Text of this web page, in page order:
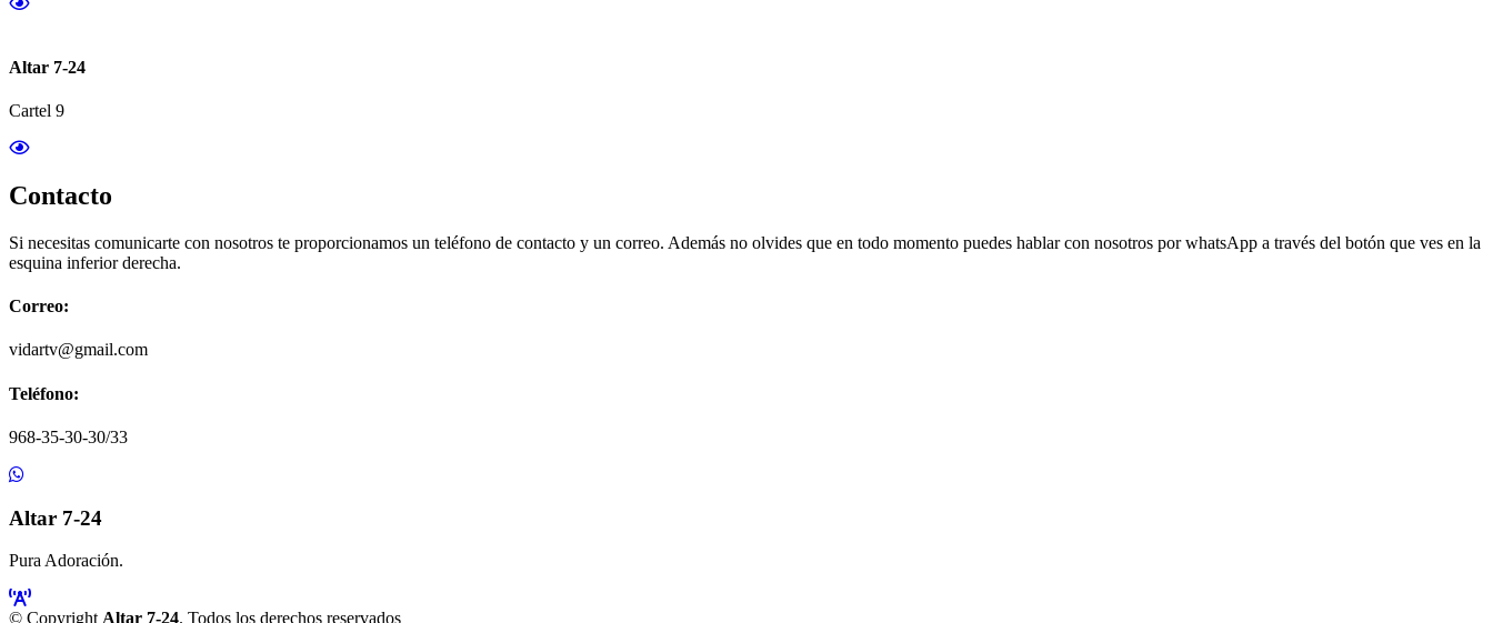
Altar 7-24
Cartel 9
Contacto
Si necesitas comunicarte con nosotros te proporcionamos un teléfono de contacto y un correo. Además no olvides que en todo momento puedes hablar con nosotros por whatsApp a través del botón que ves en la
esquina inferior derecha.
Correo:
vidartv@gmail.com
Teléfono:
968-35-30-30/33
Altar 7-24
Pura Adoración.
© Copyright Altar 7-24. Todos los derechos reservados